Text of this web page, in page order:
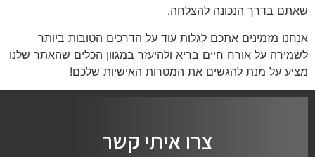
שאתם בדרך הנכונה להצלחה.
אנחנו מזמינים אתכם לגלות עוד על הדרכים הטובות ביותר
לשמירה על אורח חיים בריא ולהיעזר במגוון הכלים שהאתר שלנו
מציע על מנת להגשים את המטרות האישיות שלכם!
צרו איתי קשר